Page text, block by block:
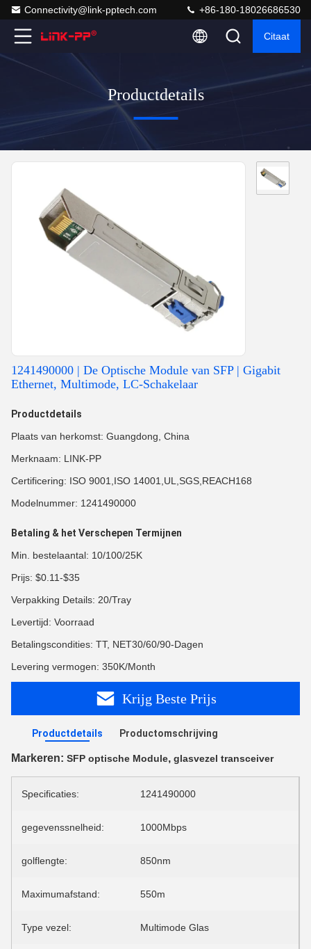
Connectivity@link-pptech.com +86-180-18026686530
Citaat
Productdetails
1241490000 | De Optische Module van SFP | Gigabit
Ethernet, Multimode, LC-Schakelaar
Productdetails
Plaats van herkomst: Guangdong, China
Merknaam: LINK-PP
Certificering: ISO 9001,ISO 14001,UL,SGS,REACH168
Modelnummer: 1241490000
Betaling & het Verschepen Termijnen
Min. bestelaantal: 10/100/25K
Prijs: $0.11-$35
Verpakking Details: 20/Tray
Levertijd: Voorraad
Betalingscondities: TT, NET30/60/90-Dagen
Levering vermogen: 350K/Month
Krijg Beste Prijs
Productdetails Productomschrijving
Markeren: SFP optische Module, glasvezel transceiver
Specificaties: 1241490000
gegevenssnelheid: 1000Mbps
golflengte: 850nm
Maximumafstand: 550m
Type vezel: Multimode Glas